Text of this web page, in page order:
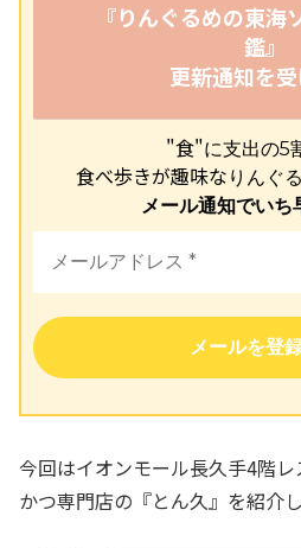
『りんぐるめの東
鑑』
更新通知を
"食"に支出の5
食べ歩きが趣味な りんぐ
メール通知でいち
今回はイオンモール長久手4階
かつ専門店の『とん久』を紹介